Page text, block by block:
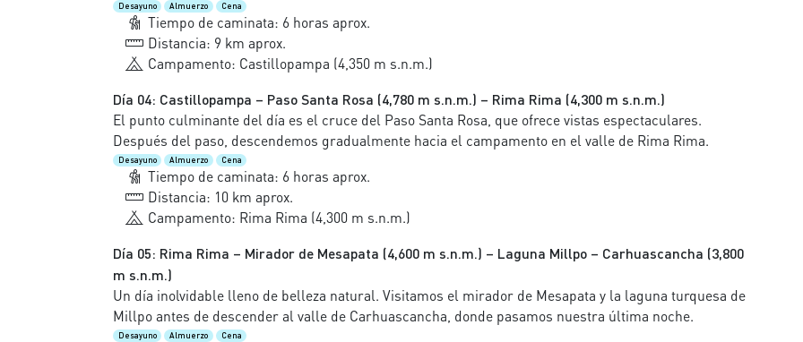
Desayuno Almuerzo Cena
Tiempo de caminata: 6 horas aprox.
Distancia: 9 km aprox.
Campamento: Castillopampa (4,350 m s.n.m.)
Día 04: Castillopampa – Paso Santa Rosa (4,780 m s.n.m.) – Rima Rima (4,300 m s.n.m.)
El punto culminante del día es el cruce del Paso Santa Rosa, que ofrece vistas espectaculares.
Después del paso, descendemos gradualmente hacia el campamento en el valle de Rima Rima.
Desayuno Almuerzo Cena
Tiempo de caminata: 6 horas aprox.
Distancia: 10 km aprox.
Campamento: Rima Rima (4,300 m s.n.m.)
Día 05: Rima Rima – Mirador de Mesapata (4,600 m s.n.m.) – Laguna Millpo – Carhuascancha (3,800
m s.n.m.)
Un día inolvidable lleno de belleza natural. Visitamos el mirador de Mesapata y la laguna turquesa de
Millpo antes de descender al valle de Carhuascancha, donde pasamos nuestra última noche.
Desayuno Almuerzo Cena